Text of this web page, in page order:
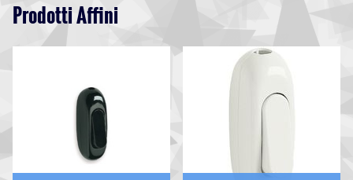
Prodotti Affini